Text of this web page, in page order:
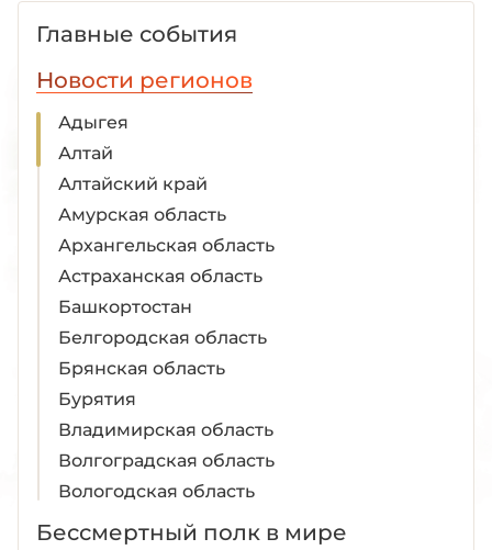
Главные события
Новости регионов
Адыгея
Алтай
Алтайский край
Амурская область
Архангельская область
Астраханская область
Башкортостан
Белгородская область
Брянская область
Бурятия
Владимирская область
Волгоградская область
Вологодская область
Воронежская область
Бессмертный полк в мире